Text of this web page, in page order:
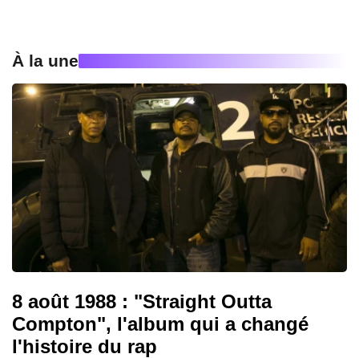
À la une
8 août 1988 : "Straight Outta
Compton", l'album qui a changé
l'histoire du rap